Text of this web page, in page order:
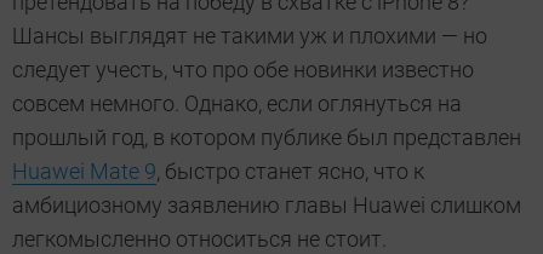
Шансы выглядят не такими уж и плохими — но
следует учесть, что про обе новинки известно
совсем немного. Однако, если оглянуться на
прошлый год, в котором публике был представлен
Huawei Mate 9, быстро станет ясно, что к
амбициозному заявлению главы Huawei слишком
легкомысленно относиться не стоит.